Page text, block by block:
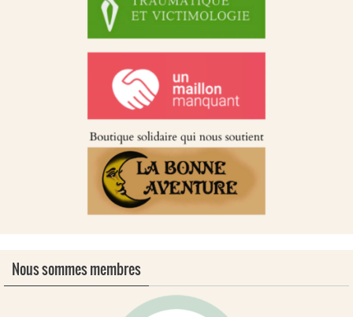
Nous sommes membres